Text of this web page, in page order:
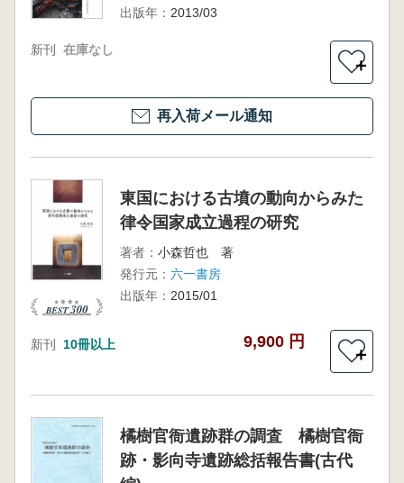
出版年： 2013/03
新刊 在庫なし
＋
再入荷メール通知
東国における古墳の動向からみた
律令国家成立過程の研究
著者： 小森哲也 著
発行元： 六一書房
出版年： 2015/01
新刊 10冊以上 9,900 円
＋
橘樹官衙遺跡群の調査 橘樹官衙
跡・影向寺遺跡総括報告書(古代